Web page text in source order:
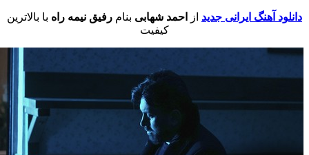
دانلود آهنگ ایرانی جدید ازاحمد شهابی بنامرفیق نیمه راهبا بالاترین
کیفیت